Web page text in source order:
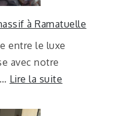
à Ramatuelle
entre le luxe
avec notre
Lire la suite